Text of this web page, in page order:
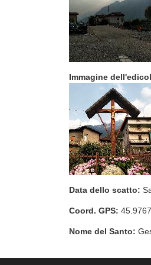
Immagine
Data dello scatto:
Coord. GPS:
Nome del Santo: